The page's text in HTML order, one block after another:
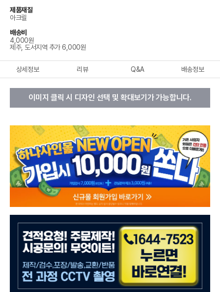
제품재질
아크릴
배송비
4,000원
제주, 도서지역 추가 6,000원
상세정보 리뷰 Q&A 배송정보
이미지 클릭 시 디자인 선택 및 확대보기가 가능합니다.